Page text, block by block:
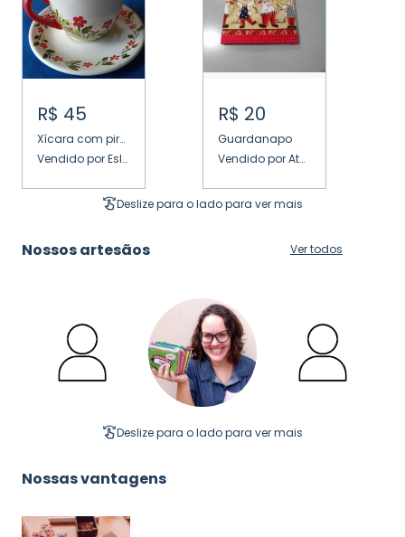
R$ 45
Xícara com pires
Vendido por Eslinartes
R$ 20
Guardanapo
Vendido por Atelie Cris Silva
Deslize para o lado para ver mais
Nossos artesãos Ver todos
Deslize para o lado para ver mais
Nossas vantagens